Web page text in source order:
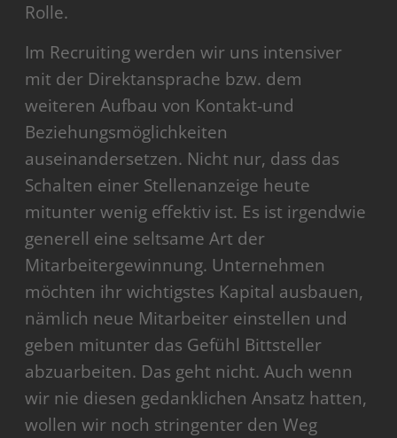
Rolle.
Im Recruiting werden wir uns intensiver
mit der Direktansprache bzw. dem
weiteren Aufbau von Kontakt-und
Beziehungsmöglichkeiten
auseinandersetzen. Nicht nur, dass das
Schalten einer Stellenanzeige heute
mitunter wenig effektiv ist. Es ist irgendwie
generell eine seltsame Art der
Mitarbeitergewinnung. Unternehmen
möchten ihr wichtigstes Kapital ausbauen,
nämlich neue Mitarbeiter einstellen und
geben mitunter das Gefühl Bittsteller
abzuarbeiten. Das geht nicht. Auch wenn
wir nie diesen gedanklichen Ansatz hatten,
wollen wir noch stringenter den Weg